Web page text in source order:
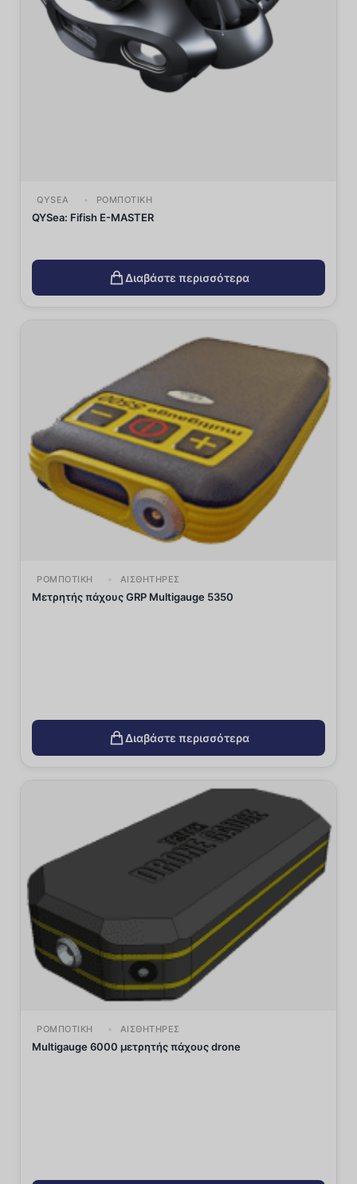
QYSEA ΡΟΜΠΟΤΙΚΉ
QYSea: Fifish E-MASTER
Διαβάστε περισσότερα
ΡΟΜΠΟΤΙΚΉ ΑΙΣΘΗΤΉΡΕΣ
Μετρητής πάχους GRP Multigauge 5350
Διαβάστε περισσότερα
ΡΟΜΠΟΤΙΚΉ ΑΙΣΘΗΤΉΡΕΣ
Multigauge 6000 μετρητής πάχους drone